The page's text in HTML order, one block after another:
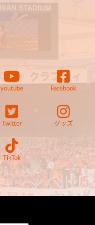
youtube Facebook
Twitter グッズ
TikTok